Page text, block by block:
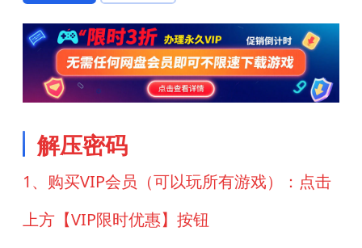
解压密码
1、购买VIP会员（可以玩所有游戏）：点击
上方【VIP限时优惠】按钮